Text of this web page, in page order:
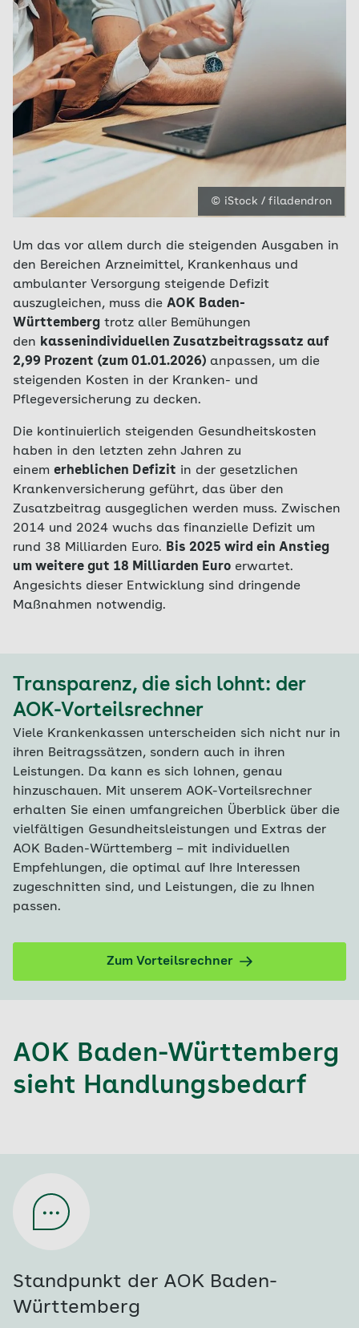
© iStock / filadendron
Um das vor allem durch die steigenden Ausgaben in
den Bereichen Arzneimittel, Krankenhaus und
ambulanter Versorgung steigende Defizit
auszugleichen, muss die AOK Baden-
Württemberg trotz aller Bemühungen
den kassenindividuellen Zusatzbeitragssatz auf
2,99 Prozent (zum 01.01.2026) anpassen, um die
steigenden Kosten in der Kranken- und
Pflegeversicherung zu decken.
Die kontinuierlich steigenden Gesundheitskosten
haben in den letzten zehn Jahren zu
einem erheblichen Defizit in der gesetzlichen
Krankenversicherung geführt, das über den
Zusatzbeitrag ausgeglichen werden muss. Zwischen
2014 und 2024 wuchs das finanzielle Defizit um
rund 38 Milliarden Euro. Bis 2025 wird ein Anstieg
um weitere gut 18 Milliarden Euro erwartet.
Angesichts dieser Entwicklung sind dringende
Maßnahmen notwendig.
Transparenz, die sich lohnt: der
AOK-Vorteilsrechner
Viele Krankenkassen unterscheiden sich nicht nur in
ihren Beitragssätzen, sondern auch in ihren
Leistungen. Da kann es sich lohnen, genau
hinzuschauen. Mit unserem AOK-Vorteilsrechner
erhalten Sie einen umfangreichen Überblick über die
vielfältigen Gesundheitsleistungen und Extras der
AOK Baden-Württemberg – mit individuellen
Empfehlungen, die optimal auf Ihre Interessen
zugeschnitten sind, und Leistungen, die zu Ihnen
passen.
Zum Vorteilsrechner
AOK Baden-Württemberg
sieht Handlungsbedarf
Standpunkt der AOK Baden-
Württemberg